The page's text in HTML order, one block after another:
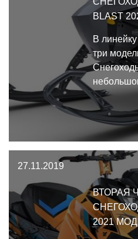
BLAST
В
три
которые
27.11.2019
ВТОРАЯ
2021